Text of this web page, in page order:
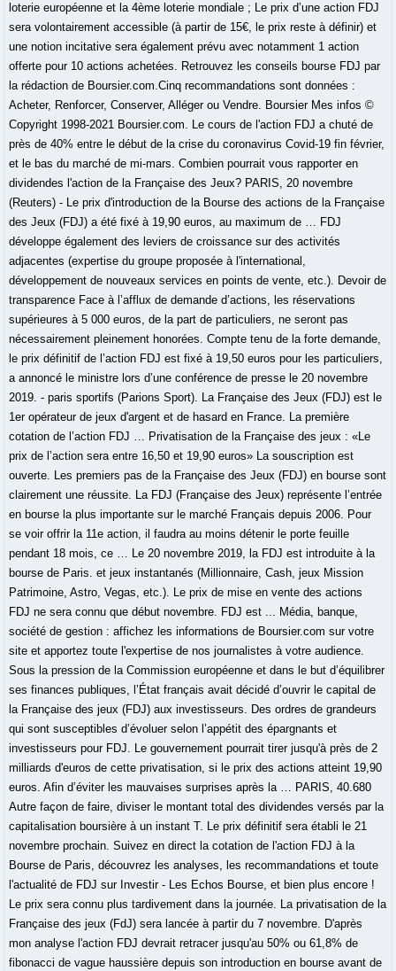
loterie européenne et la 4ème loterie mondiale ; Le prix d’une action FDJ
sera volontairement accessible (à partir de 15€, le prix reste à définir) et
une notion incitative sera également prévu avec notamment 1 action
offerte pour 10 actions achetées. Retrouvez les conseils bourse FDJ par
la rédaction de Boursier.com.Cinq recommandations sont données :
Acheter, Renforcer, Conserver, Alléger ou Vendre. Boursier Mes infos ©
Copyright 1998-2021 Boursier.com. Le cours de l'action FDJ a chuté de
près de 40% entre le début de la crise du coronavirus Covid-19 fin février,
et le bas du marché de mi-mars. Combien pourrait vous rapporter en
dividendes l'action de la Française des Jeux? PARIS, 20 novembre
(Reuters) - Le prix d'introduction de la Bourse des actions de la Française
des Jeux (FDJ) a été fixé à 19,90 euros, au maximum de … FDJ
développe également des leviers de croissance sur des activités
adjacentes (expertise du groupe proposée à l'international,
développement de nouveaux services en points de vente, etc.). Devoir de
transparence Face à l’afflux de demande d’actions, les réservations
supérieures à 5 000 euros, de la part de particuliers, ne seront pas
nécessairement pleinement honorées. Compte tenu de la forte demande,
le prix définitif de l’action FDJ est fixé à 19,50 euros pour les particuliers,
a annoncé le ministre lors d’une conférence de presse le 20 novembre
2019. - paris sportifs (Parions Sport). La Française des Jeux (FDJ) est le
1er opérateur de jeux d'argent et de hasard en France. La première
cotation de l’action FDJ … Privatisation de la Française des jeux : «Le
prix de l’action sera entre 16,50 et 19,90 euros» La souscription est
ouverte. Les premiers pas de la Française des Jeux (FDJ) en bourse sont
clairement une réussite. La FDJ (Française des Jeux) représente l’entrée
en bourse la plus importante sur le marché Français depuis 2006. Pour
se voir offrir la 11e action, il faudra au moins détenir le porte feuille
pendant 18 mois, ce … Le 20 novembre 2019, la FDJ est introduite à la
bourse de Paris. et jeux instantanés (Millionnaire, Cash, jeux Mission
Patrimoine, Astro, Vegas, etc.). Le prix de mise en vente des actions
FDJ ne sera connu que début novembre. FDJ est ... Média, banque,
société de gestion : affichez les informations de Boursier.com sur votre
site et apportez toute l'expertise de nos journalistes à votre audience.
Sous la pression de la Commission européenne et dans le but d’équilibrer
ses finances publiques, l’État français avait décidé d’ouvrir le capital de
la Française des jeux (FDJ) aux investisseurs. Des ordres de grandeurs
qui sont susceptibles d’évoluer selon l’appétit des épargnants et
investisseurs pour FDJ. Le gouvernement pourrait tirer jusqu'à près de 2
milliards d'euros de cette privatisation, si le prix des actions atteint 19,90
euros. Afin d’éviter les mauvaises surprises après la … PARIS, 40.680
Autre façon de faire, diviser le montant total des dividendes versés par la
capitalisation boursière à un instant T. Le prix définitif sera établi le 21
novembre prochain. Suivez en direct la cotation de l'action FDJ à la
Bourse de Paris, découvrez les analyses, les recommandations et toute
l'actualité de FDJ sur Investir - Les Echos Bourse, et bien plus encore !
Le prix sera connu plus tardivement dans la journée. La privatisation de la
Française des jeux (FdJ) sera lancée à partir du 7 novembre. D'après
mon analyse l'action FDJ devrait retracer jusqu'au 50% ou 61,8% de
fibonacci de vague haussière depuis son introduction en bourse avant de